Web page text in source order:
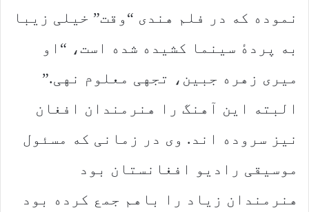
نموده که در فلم هندی “وقت” خیلی زیبا
به پردهٔ سینما کشیده شده است، “او
میری زهره جبین، تجهی معلوم نهی.”
البته این آهنگ را هنرمندان افغان
نیز سروده اند. وی در زمانی که مسئول
موسیقی رادیو افغانستان بود
هنرمندان زیاد را باهم جمع کرده بود